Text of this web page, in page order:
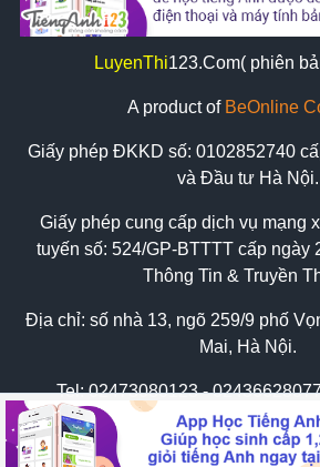
LuyenThi123.Com( phiên
A product of BeOnline
Giấy phép ĐKKD số: 0102852740
và Đầu tư Hà Nội.
Giấy phép cung cấp dịch vụ mạng
tuyến số: 524/GP-BTTTT cấp ngày
Thông Tin & Truyền
Địa chỉ: số nhà 13, ngõ 259/9 phố
Mai, Hà Nội.
Tel:02473080123 -
Zalo: 0898569620 hoặc
Email: